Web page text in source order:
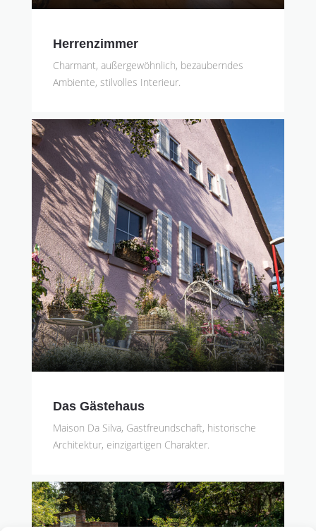
Herrenzimmer
Charmant, außergewöhnlich, bezauberndes
Ambiente, stilvolles Interieur.
Das Gästehaus
Maison Da Silva, Gastfreundschaft, historische
Architektur, einzigartigen Charakter.